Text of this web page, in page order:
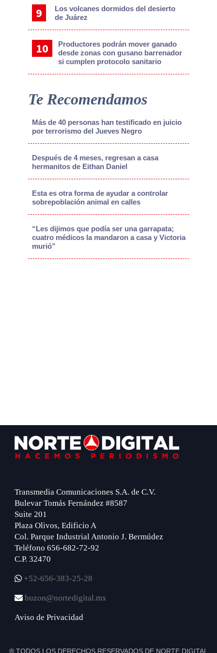
Los volcanes dormidos del desierto
de Juárez
Productores podrán mover ganado
desde zonas con gusano barrenador
si cumplen protocolo sanitario
Te Recomendamos
Más de 40 personas han testificado en juicio
por terrorismo del Jueves Negro
Después de 4 meses, regresan a casa
hermanitos de Eithan Daniel
Esta es otra forma de ayudar a controlar
sobrepoblación animal en calles
“Les dijimos que podía ser una garrapata;
cuatro médicos la mandaron a casa y Victoria
murió”
Footer
Transmedia Comunicaciones S.A. de C.V.
Bulevar Tomás Fernández #8587
Suite 201
Plaza Olivos, Edificio A
Col. Parque Industrial Antonio J. Bermúdez
Teléfono 656-682-72-92
C.P. 32470
+52-656-383-25-28
buzon@nortedigital.mx
Aviso de Privacidad
® TODOS LOS DERECHOS RESERVADOS DE NORTE DIGITAL